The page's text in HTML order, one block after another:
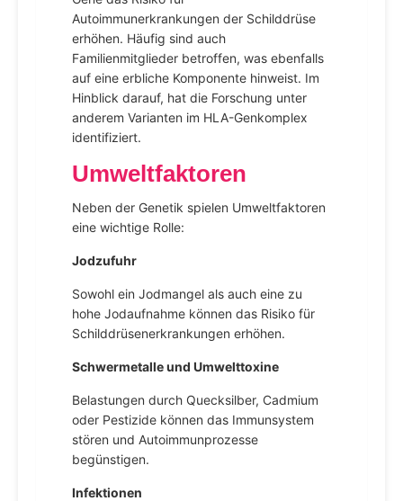
Autoimmunerkrankungen der Schilddrüse
erhöhen. Häufig sind auch
Familienmitglieder betroffen, was ebenfalls
auf eine erbliche Komponente hinweist. Im
Hinblick darauf, hat die Forschung unter
anderem Varianten im HLA-Genkomplex
identifiziert.
Umweltfaktoren
Neben der Genetik spielen Umweltfaktoren
eine wichtige Rolle:
Jodzufuhr
Sowohl ein Jodmangel als auch eine zu
hohe Jodaufnahme können das Risiko für
Schilddrüsenerkrankungen erhöhen.
Schwermetalle und Umwelttoxine
Belastungen durch Quecksilber, Cadmium
oder Pestizide können das Immunsystem
stören und Autoimmunprozesse
begünstigen.
Infektionen